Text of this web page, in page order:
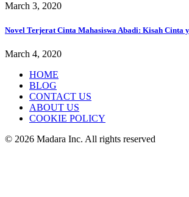
March 3, 2020
Novel Terjerat Cinta Mahasiswa Abadi: Kisah Cinta
March 4, 2020
HOME
BLOG
CONTACT US
ABOUT US
COOKIE POLICY
© 2026 Madara Inc. All rights reserved